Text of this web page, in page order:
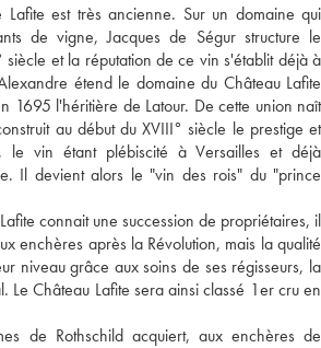
Lafite est très ancienne. Sur un domaine qui
de vigne, Jacques de Ségur structure le
et la réputation de ce vin s'établit déjà à
étend le domaine du Château Lafite
1695 l'héritière de Latour. De cette union naît
au début du XVIII° siècle le prestige et
le vin étant plébiscité à Versailles et déjà
Il devient alors le "vin des rois" du "prince
connait une succession de propriétaires, il
enchères après la Révolution, mais la qualité
niveau grâce aux soins de ses régisseurs, la
Le Château Lafite sera ainsi classé 1er cru en
de Rothschild acquiert, aux enchères de